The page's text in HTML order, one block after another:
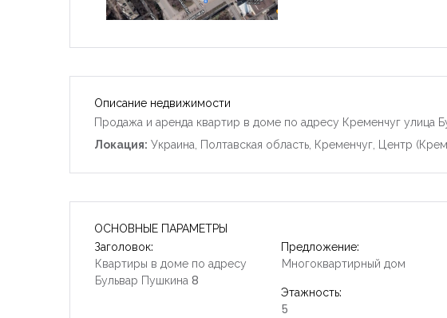
Описание недвижимости
Продажа и аренда квартир в доме по адресу Кременчуг улица
Локация: Украина, Полтавская область, Кременчуг, Центр
ОСНОВНЫЕ ПАРАМЕТРЫ
Заголовок:
Квартиры в доме по адресу
Бульвар Пушкина 8
Предложение:
Многоквартирный дом
Этажность:
5